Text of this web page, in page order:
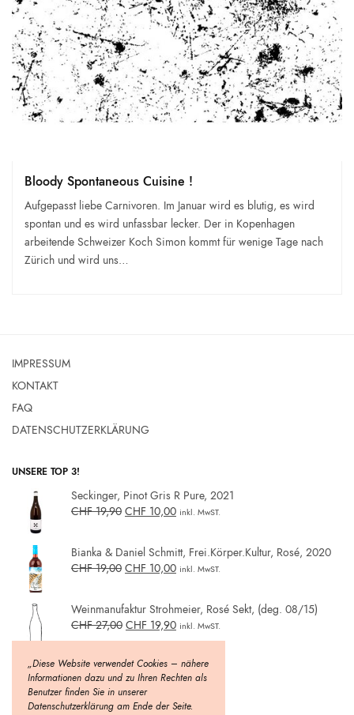
Bloody Spontaneous Cuisine !
Aufgepasst liebe Carnivoren. Im Januar wird es blutig, es wird
spontan und es wird unfassbar lecker. Der in Kopenhagen
arbeitende Schweizer Koch Simon kommt für wenige Tage nach
Zürich und wird uns…
IMPRESSUM
KONTAKT
FAQ
DATENSCHUTZERKLÄRUNG
UNSERE TOP 3!
Seckinger, Pinot Gris R Pure, 2021
CHF19,90 CHF 10,00 inkl. MwST.
Bianka & Daniel Schmitt, Frei.Körper.Kultur, Rosé, 2020
CHF19,00 CHF 10,00 inkl. MwST.
Weinmanufaktur Strohmeier, Rosé Sekt, (deg. 08/15)
CHF27,00 CHF 19,90 inkl. MwST.
„Diese Website verwendet Cookies – nähere
Informationen dazu und zu Ihren Rechten als
Benutzer finden Sie in unserer
Datenschutzerklärung am Ende der Seite.